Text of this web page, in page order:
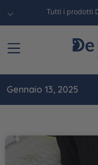
Tutti i prodotti
Gennaio 13, 2025